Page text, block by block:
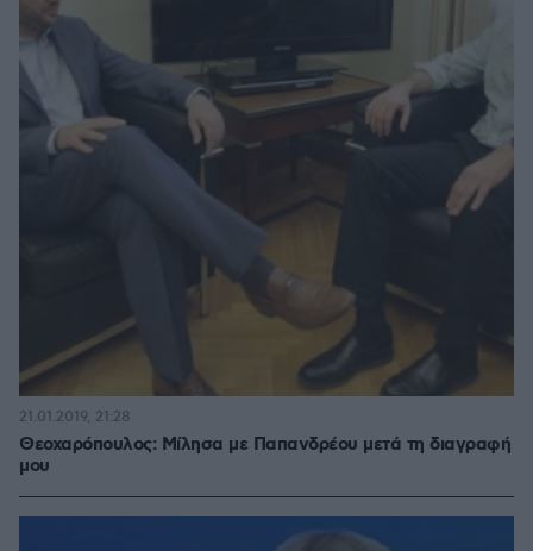
Θεοχαρόπουλος: Μίλησα με Παπανδρέου μετά τη διαγραφή
μου
21.01.2019, 21:28